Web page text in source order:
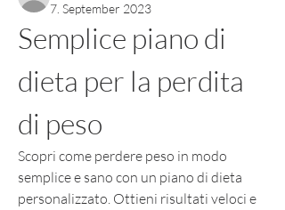
7. September 2023
Semplice piano di
dieta per la perdita
di peso
Scopri come perdere peso in modo
semplice e sano con un piano di dieta
personalizzato. Ottieni risultati veloci e